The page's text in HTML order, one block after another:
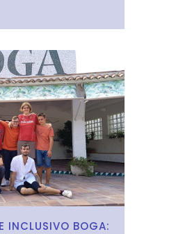
INCLUSIVO BOGA: